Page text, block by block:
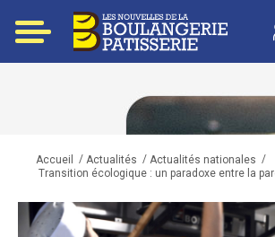
Accueil / Actualités / Actualités nationales /
Transition écologique : un paradoxe entre la